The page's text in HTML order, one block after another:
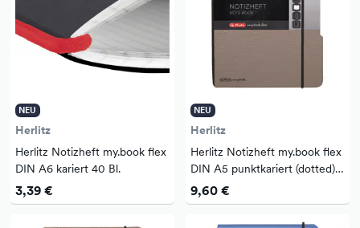
NEU
Herlitz
Herlitz Notizheft my.book flex
DIN A6 kariert 40 Bl.
3,39 €
NEU
Herlitz
Herlitz Notizheft my.book flex
DIN A5 punktkariert (dotted)
40 Bl.
9,60 €